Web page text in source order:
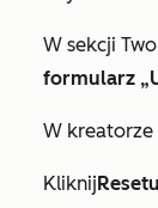
W sekcji
formularz
W
Kliknij